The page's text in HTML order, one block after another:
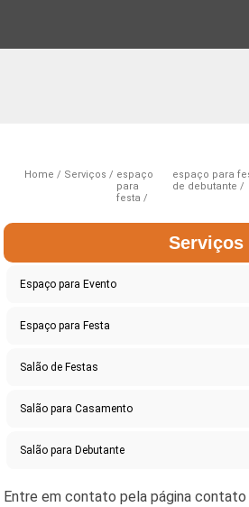
Home Serviços
espaço
para
festa
espaço para
de debutante
Serviços
Espaço para Evento
Espaço para Festa
Salão de Festas
Salão para Casamento
Salão para Debutante